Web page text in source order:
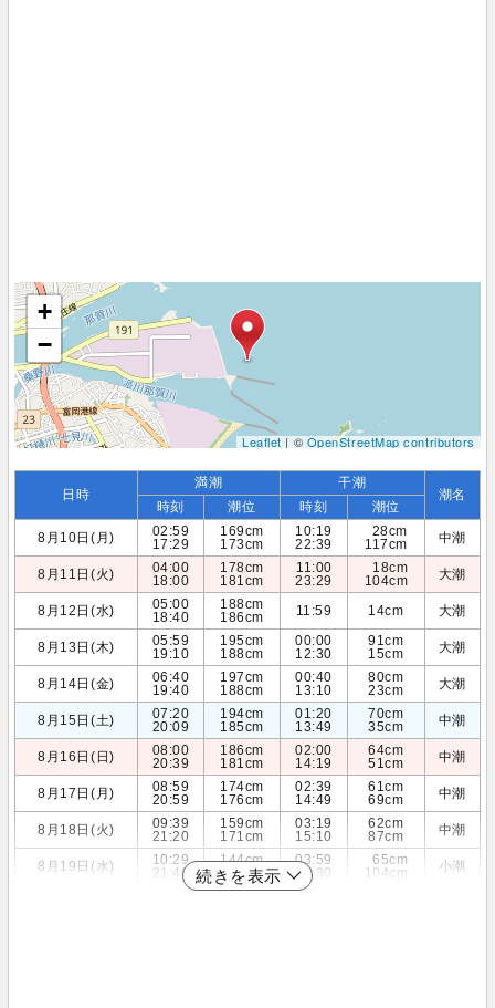
+
−
Leaflet| ©OpenStreetMap contributors
日時
満潮 干潮
潮名
時刻 潮位 時刻
潮位
8月10日(月)
02:59
17:29
169cm
173cm
10:19
22:39
28cm
117cm
中潮
8月11日(火)
04:00
18:00
178cm
181cm
11:00
23:29
18cm
104cm
大潮
8月12日(水)
05:00
18:40
188cm
186cm
11:59 14cm 大潮
8月13日(木)
05:59
19:10
195cm
188cm
00:00
12:30
91cm
15cm
大潮
8月14日(金)
06:40
19:40
197cm
188cm
00:40
13:10
80cm
23cm
大潮
8月15日(土)
07:20
20:09
194cm
185cm
01:20
13:49
70cm
35cm
中潮
8月16日(日)
08:00
20:39
186cm
181cm
02:00
14:19
64cm
51cm
中潮
8月17日(月)
08:59
20:59
174cm
176cm
02:39
14:49
61cm
69cm
中潮
8月18日(火)
09:39
21:20
159cm
171cm
03:19
15:10
62cm
87cm
中潮
8月19日(水)
10:29
21:40
144cm
166cm
03:59
15:30
65cm
104cm
小潮
続きを表示